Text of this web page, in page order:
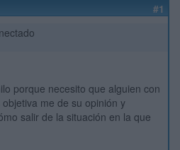
#1
porque necesito que alguien con
me de su opinión y
salir de la situación en la que